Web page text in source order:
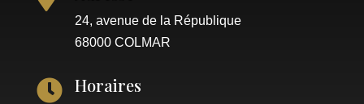
24, avenue de la République
68000 COLMAR
 Horaires